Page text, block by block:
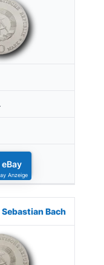
eBay
Bach